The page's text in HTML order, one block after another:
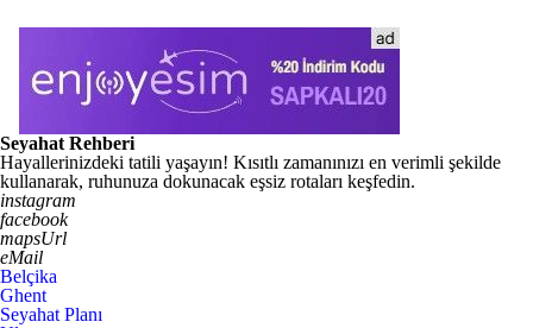
Seyahat Rehberi
Hayallerinizdeki tatili yaşayın! Kısıtlı zamanınızı en verimli şekilde
kullanarak, ruhunuza dokunacak eşsiz rotaları keşfedin.
instagram
facebook
mapsUrl
eMail
Belçika
Ghent
Seyahat Planı